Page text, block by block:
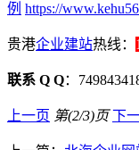
例 https://
贵港企业建站热线：
联系 Q Q：
上一页 第(2/3)页 下